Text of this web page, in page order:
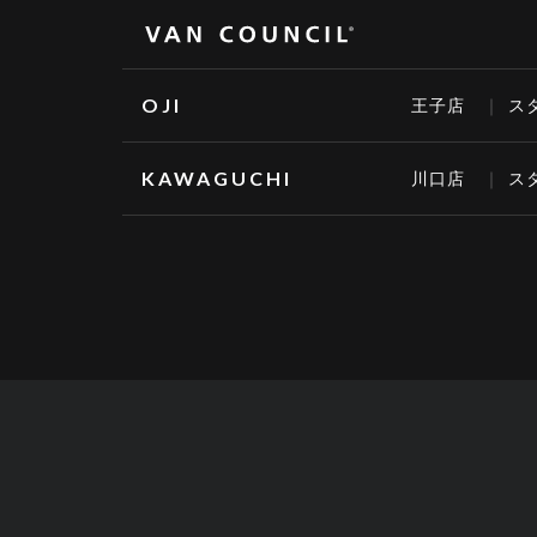
OJI 王子店 ス
KAWAGUCHI 川口店 ス